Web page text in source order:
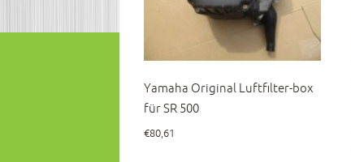
Yamaha Original Luftfilter-box
für SR 500
€80,61